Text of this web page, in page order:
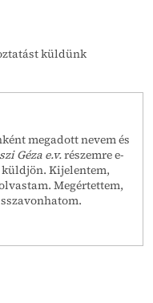
küldünk
megadott nevem és
Géza e.v.részemre e-
Kijelentem,
Megértettem,